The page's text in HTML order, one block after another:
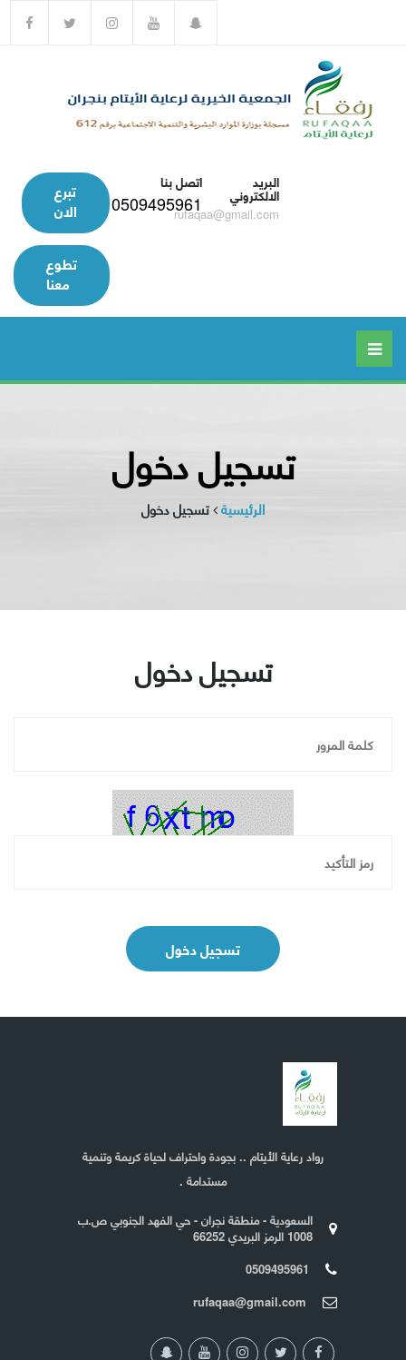
البريد
الالكتروني
rufaqaa@gmail.com
اتصل بنا
0509495961 تبرع
الان
تطوع
معنا
تسجيل دخول
الرئيسية تسجيل دخول
تسجيل دخول
تسجيل دخول
رواد رعاية الأيتام .. بجودة واحتراف لحياة كريمة وتنمية
مستدامة .
السعودية - منطقة نجران - حي الفهد الجنوبي ص.ب
1008 الرمز البريدي 66252
0509495961
rufaqaa@gmail.com